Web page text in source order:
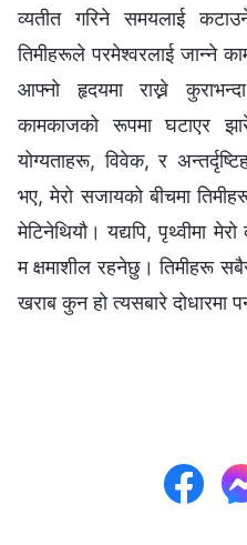
व्यतीत गरिने समयलाई
तिमीहरूले परमेश्‍वरलाई जान्‍ने
आफ्‍नो हृदयमा राख्ने
कामकाजको रूपमा घटाएर
योग्यताहरू, विवेक, र
भए, मेरो सजायको बीचमा
मेटिनेथियौ। यद्यपि, पृथ्वीमा
म क्षमाशील रहनेछु। तिमीहरू
खराब कुन हो त्यसबारे दोधारमा